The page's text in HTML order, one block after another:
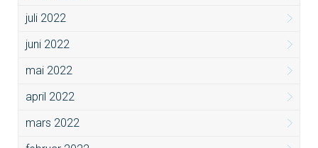
juli 2022
juni 2022
mai 2022
april 2022
mars 2022